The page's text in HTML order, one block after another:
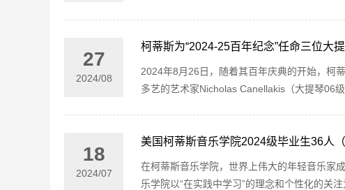
27
2024/08
柯蒂斯为“2024-25百年纪念”任命三位大
2024年8月26日，随着其百年庆典的开始，柯
多艺的艺术家Nicholas Canellakis（大提琴06
18
2024/07
美国柯蒂斯音乐学院2024级毕业生36人（
在柯蒂斯音乐学院，世界上伟大的年轻音乐家
乐学院以“在实践中学习”的理念和个性化的关